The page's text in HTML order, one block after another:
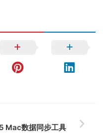
Mac数据同步工具